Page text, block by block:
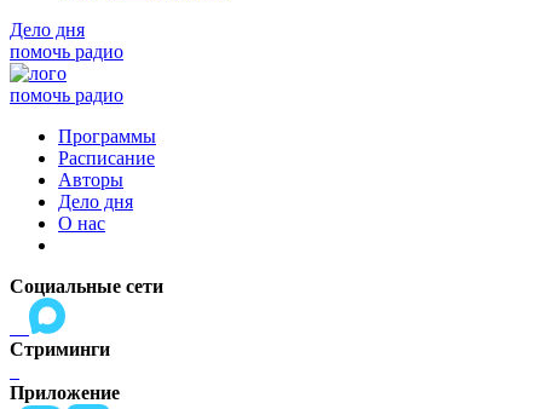
Дело дня
помочь радио
помочь радио
Программы
Расписание
Авторы
Дело дня
О нас
Социальные сети
Стриминги
Приложение